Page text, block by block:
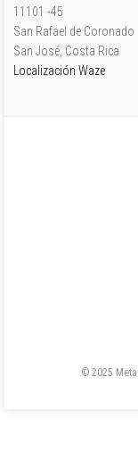
11101 -45
San Rafael de Coronado
San José, Costa Rica
Localización Waze
© 2025